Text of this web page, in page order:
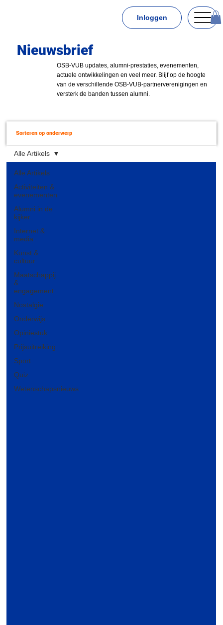
Inloggen
Nieuwsbrief
OSB-VUB updates, alumni-prestaties, evenementen,
actuele ontwikkelingen en veel meer. Blijf op de hoogte
van de verschillende OSB-VUB-partnerverenigingen en
versterk de banden tussen alumni.
Sorteren op onderwerp
Alle Artikels
Activiteiten &
evenementen
Alumni in de
kijker
Internet &
media
Kunst &
cultuur
Maatschappij
&
engagement
Nostalgie
Onderwijs
Opiniestuk
Prijsuitreiking
Sport
Quiz
Wetenschapsnieuws
Alle Artikels